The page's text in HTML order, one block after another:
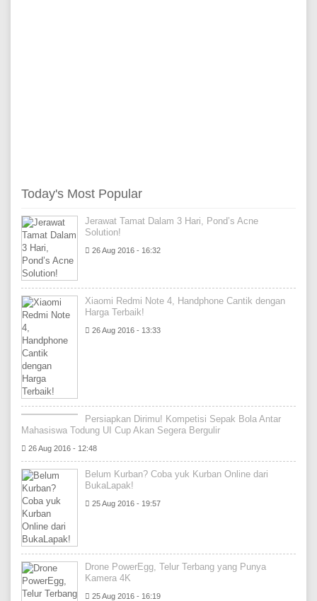
Today's Most Popular
Jerawat Tamat Dalam 3 Hari, Pond’s Acne
Solution!
26 Aug 2016 - 16:32
Xiaomi Redmi Note 4, Handphone Cantik dengan
Harga Terbaik!
26 Aug 2016 - 13:33
Persiapkan Dirimu! Kompetisi Sepak Bola Antar
Mahasiswa Todung UI Cup Akan Segera Bergulir
26 Aug 2016 - 12:48
Belum Kurban? Coba yuk Kurban Online dari
BukaLapak!
25 Aug 2016 - 19:57
Drone PowerEgg, Telur Terbang yang Punya
Kamera 4K
25 Aug 2016 - 16:19